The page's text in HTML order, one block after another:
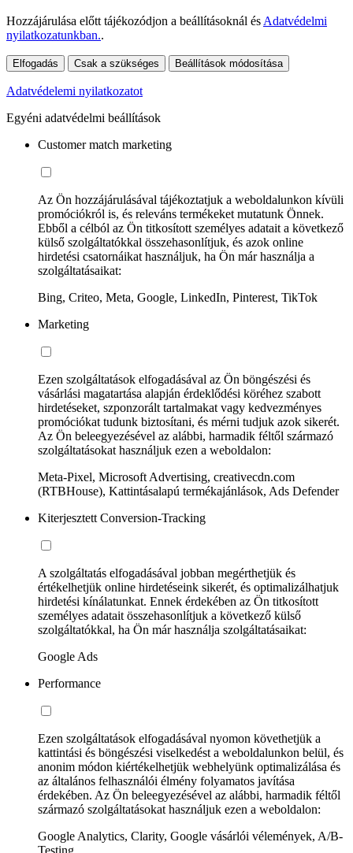
Hozzájárulása előtt tájékozódjon a beállításoknál és Adatvédelmi
nyilatkozatunkban..
Elfogadás Csak a szükséges Beállítások módosítása
Adatvédelemi nyilatkozatot
Egyéni adatvédelmi beállítások
Customer match marketing
Az Ön hozzájárulásával tájékoztatjuk a weboldalunkon kívüli
promóciókról is, és releváns termékeket mutatunk Önnek.
Ebből a célból az Ön titkosított személyes adatait a következő
külső szolgáltatókkal összehasonlítjuk, és azok online
hirdetési csatornáikat használjuk, ha Ön már használja a
szolgáltatásaikat:
Bing, Criteo, Meta, Google, LinkedIn, Pinterest, TikTok
Marketing
Ezen szolgáltatások elfogadásával az Ön böngészési és
vásárlási magatartása alapján érdeklődési köréhez szabott
hirdetéseket, szponzorált tartalmakat vagy kedvezményes
promóciókat tudunk biztosítani, és mérni tudjuk azok sikerét.
Az Ön beleegyezésével az alábbi, harmadik féltől származó
szolgáltatásokat használjuk ezen a weboldalon:
Meta-Pixel, Microsoft Advertising, creativecdn.com
(RTBHouse), Kattintásalapú termékajánlások, Ads Defender
Kiterjesztett Conversion-Tracking
A szolgáltatás elfogadásával jobban megérthetjük és
értékelhetjük online hirdetéseink sikerét, és optimalizálhatjuk
hirdetési kínálatunkat. Ennek érdekében az Ön titkosított
személyes adatait összehasonlítjuk a következő külső
szolgáltatókkal, ha Ön már használja szolgáltatásaikat:
Google Ads
Performance
Ezen szolgáltatások elfogadásával nyomon követhetjük a
kattintási és böngészési viselkedést a weboldalunkon belül, és
anonim módon kiértékelhetjük webhelyünk optimalizálása és
az általános felhasználói élmény folyamatos javítása
érdekében. Az Ön beleegyezésével az alábbi, harmadik féltől
származó szolgáltatásokat használjuk ezen a weboldalon:
Google Analytics, Clarity, Google vásárlói vélemények, A/B-
Testing